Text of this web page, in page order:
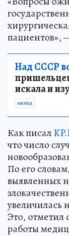
пациентов»,
Над СССР
искала и
НАУКА
Как писал
что число
По его
выявленных
увеличилась
Это, отметил
работы